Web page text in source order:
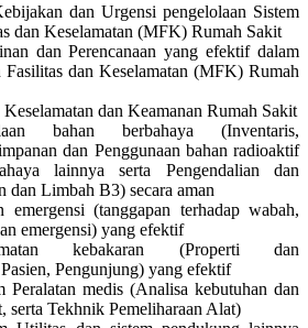
dan Urgensi pengelolaan Sistem
dan Keselamatan (MFK) Rumah Sakit
dan Perencanaan yang efektif dalam
Fasilitas dan Keselamatan (MFK) Rumah
dan Keamanan Rumah Sakit
bahan berbahaya (Inventaris,
dan Penggunaan bahan radioaktif
lainnya serta Pengendalian dan
dan Limbah B3) secara aman
emergensi (tanggapan terhadap wabah,
emergensi) yang efektif
kebakaran (Properti dan
Pengunjung) yang efektif
Peralatan medis (Analisa kebutuhan dan
serta Tekhnik Pemeliharaan Alat)